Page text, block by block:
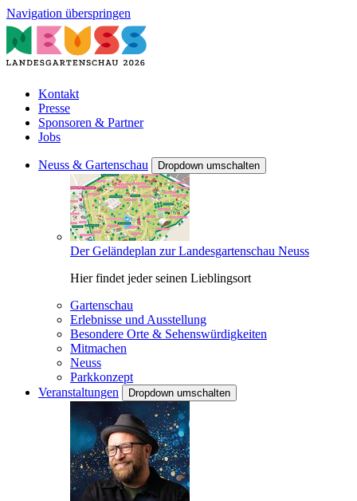
Navigation überspringen
Kontakt
Presse
Sponsoren & Partner
Jobs
Neuss & Gartenschau Dropdown umschalten
Der Geländeplan zur Landesgartenschau Neuss
Hier findet jeder seinen Lieblingsort
Gartenschau
Erlebnisse und Ausstellung
Besondere Orte & Sehenswürdigkeiten
Mitmachen
Neuss
Parkkonzept
Veranstaltungen
Dropdown umschalten